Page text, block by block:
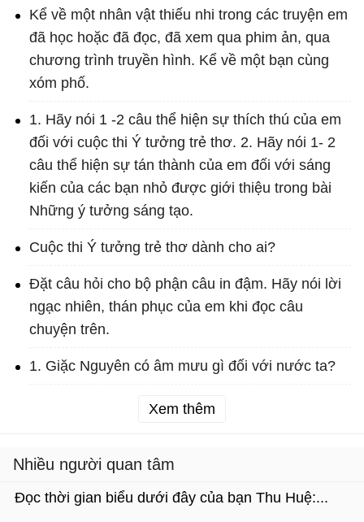
Kể về một nhân vật thiếu nhi trong các truyện em
đã học hoặc đã đọc, đã xem qua phim ản, qua
chương trình truyền hình. Kể về một bạn cùng
xóm phố.
1. Hãy nói 1 -2 câu thể hiện sự thích thú của em
đối với cuộc thi Ý tưởng trẻ thơ. 2. Hãy nói 1- 2
câu thể hiện sự tán thành của em đối với sáng
kiến của các bạn nhỏ được giới thiệu trong bài
Những ý tưởng sáng tạo.
Cuộc thi Ý tưởng trẻ thơ dành cho ai?
Đặt câu hỏi cho bộ phận câu in đậm. Hãy nói lời
ngạc nhiên, thán phục của em khi đọc câu
chuyện trên.
1. Giặc Nguyên có âm mưu gì đối với nước ta?
Xem thêm
Nhiều người quan tâm
Đọc thời gian biểu dưới đây của bạn Thu Huệ:...